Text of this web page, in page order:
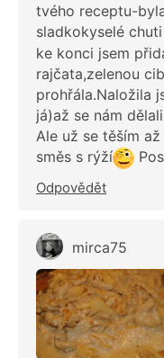
tvého receptu-
sladkokyselé
ke konci jsem
rajčata,zelenou
prohřála.Naložila
já)až se nám
Ale už se těším
směs s rýží
Odpovědět
mirca75